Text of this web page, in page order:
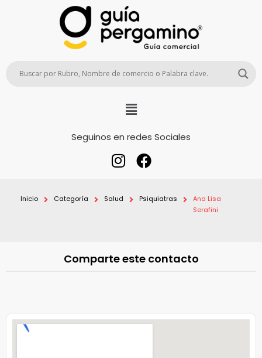
Seguinos en redes Sociales
Inicio Categoría Salud Psiquiatras
Ana Lisa
Serafini
Comparte este contacto